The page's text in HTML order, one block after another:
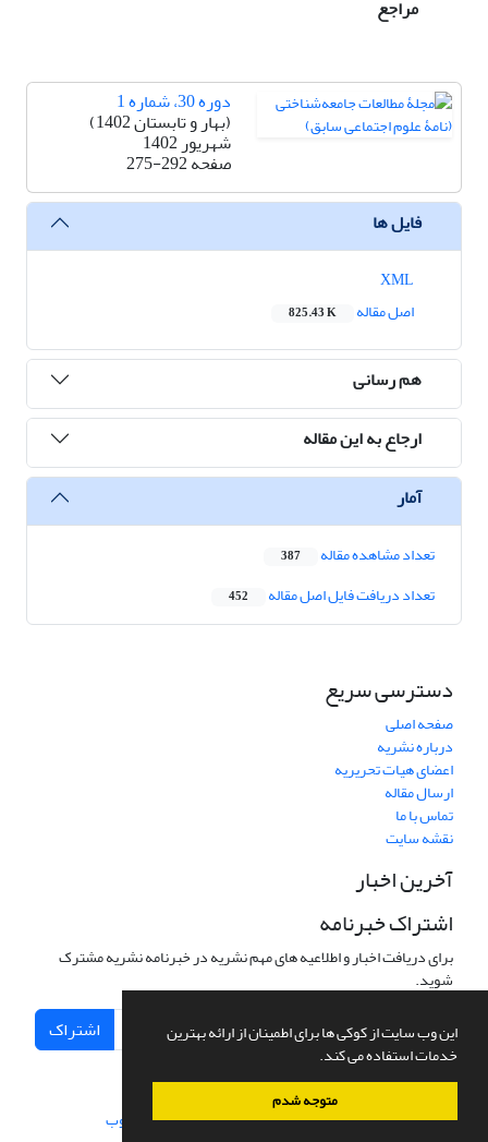
این وب سایت از کوکی ها برای اطمینان از ارائه بهترین
خدمات استفاده می کند.
متوجه شدم
مراجع
دوره 30، شماره 1
(بهار و تابستان 1402)
شهریور 1402
صفحه275-292
فایل ها
اصل مقاله
825.43 K
هم رسانی
ارجاع به این مقاله
آمار
تعداد مشاهده مقاله 387
تعداد دریافت فایل اصل مقاله 452
دسترسی سریع
صفحه اصلی
درباره نشریه
اعضای هیات تحریریه
ارسال مقاله
تماس با ما
نقشه سایت
آخرین اخبار
اشتراک خبرنامه
برای دریافت اخبار و اطلاعیه های مهم نشریه در خبرنامه نشریه مشترک
شوید.
اشتراک
سامانه مدیریت نشریات علمی.طراحی و پیاده سازی از سیناوب